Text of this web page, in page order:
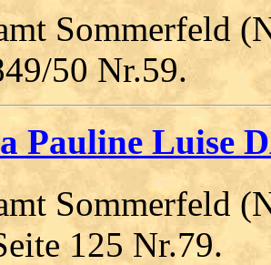
Sommerfeld
50 Nr.59.
Pauline Luise
Sommerfeld
125 Nr.79.